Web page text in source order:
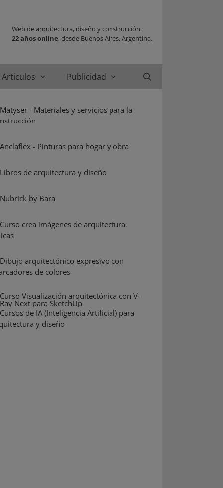
Web de arquitectura, diseño y construcción.
22 años online, desde Buenos Aires, Argentina.
Articulos Publicidad